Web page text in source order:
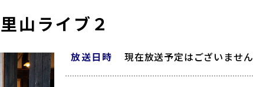
山ライブ２
放送日時 現在放送予定はございません